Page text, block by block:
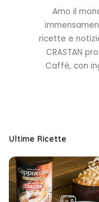
Amo il
ricette e
CRASTAN
Caffè, con
Ultime Ricette